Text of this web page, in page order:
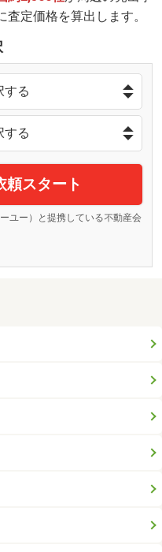
定価格を算出します。
頼スタート
ユー）と提携している不動産会